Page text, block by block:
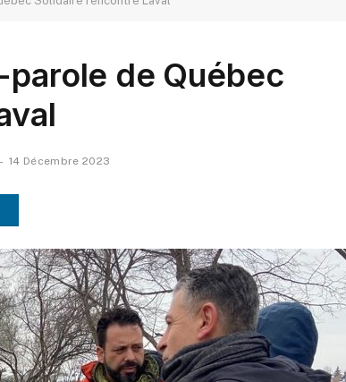
de Québec
14 Décembre 2023